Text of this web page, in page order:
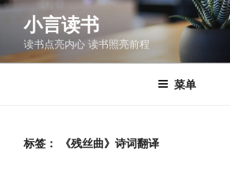
跳
容
小言读书
读书点亮内心 读书照亮前程
菜单
标签： 《残丝曲》诗词翻译